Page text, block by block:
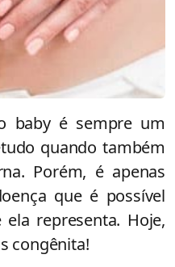
baby é sempre um
quando também
Porém, é apenas
que é possível
representa. Hoje,
congênita!